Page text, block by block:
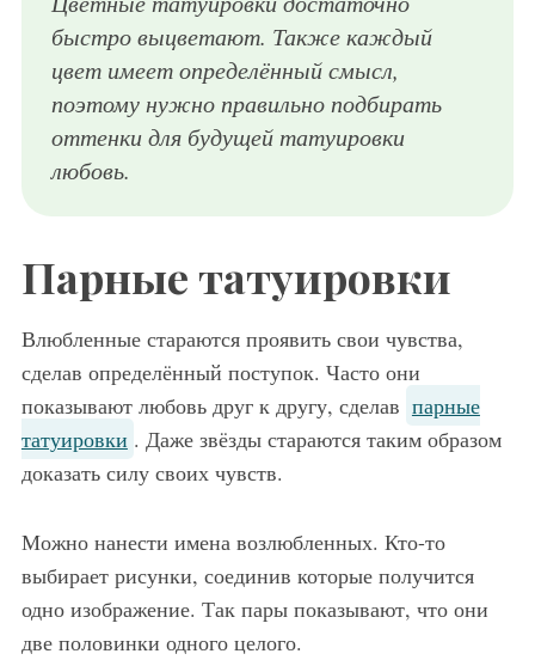
быстро выцветают. Также каждый
цвет имеет определённый смысл,
поэтому нужно правильно подбирать
оттенки для будущей татуировки
любовь.
Парные татуировки
Влюбленные стараются проявить свои чувства,
сделав определённый поступок. Часто они
показывают любовь друг к другу, сделав парные
татуировки . Даже звёзды стараются таким образом
доказать силу своих чувств.
Можно нанести имена возлюбленных. Кто-то
выбирает рисунки, соединив которые получится
одно изображение. Так пары показывают, что они
две половинки одного целого.